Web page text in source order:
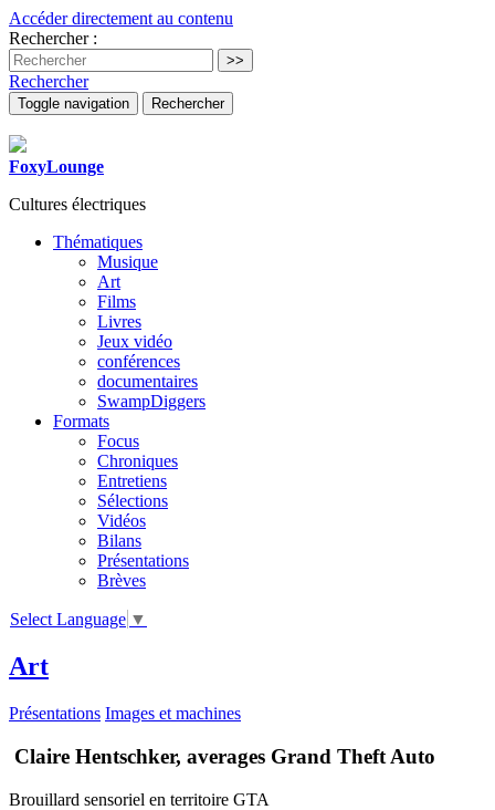
Accéder directement au contenu
Rechercher :
Rechercher
Toggle navigation Rechercher
FoxyLounge
Cultures électriques
Thématiques
Musique
Art
Films
Livres
Jeux vidéo
conférences
documentaires
SwampDiggers
Formats
Focus
Chroniques
Entretiens
Sélections
Vidéos
Bilans
Présentations
Brèves
Select Language ▼
Art
Présentations Images et machines
Claire Hentschker, averages Grand Theft Auto
Brouillard sensoriel en territoire GTA